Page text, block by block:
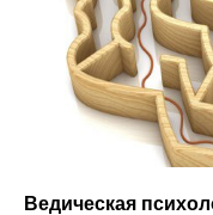
Ведическая